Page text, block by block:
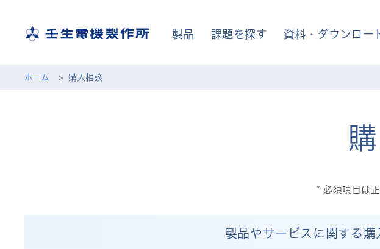
製品 課題を探す 資料・ダウンロー
ホーム 購入相談
必須項目は
製品やサービスに関する